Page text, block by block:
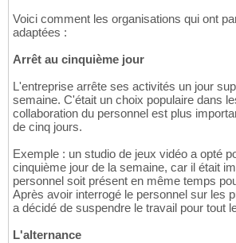
Voici comment les organisations qui ont
adaptées :
Arrêt au cinquième jour
L'entreprise arrête ses activités un jour
semaine. C'était un choix populaire dans
collaboration du personnel est plus
de cinq jours.
Exemple : un studio de jeux vidéo a opté
cinquième jour de la semaine, car il était
personnel soit présent en même temps
Après avoir interrogé le personnel sur les
a décidé de suspendre le travail pour tout
L'alternance